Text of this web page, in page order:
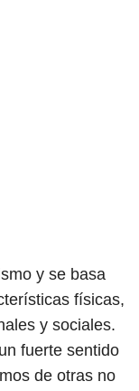
y se basa
físicas,
y sociales.
fuerte sentido
de otras no